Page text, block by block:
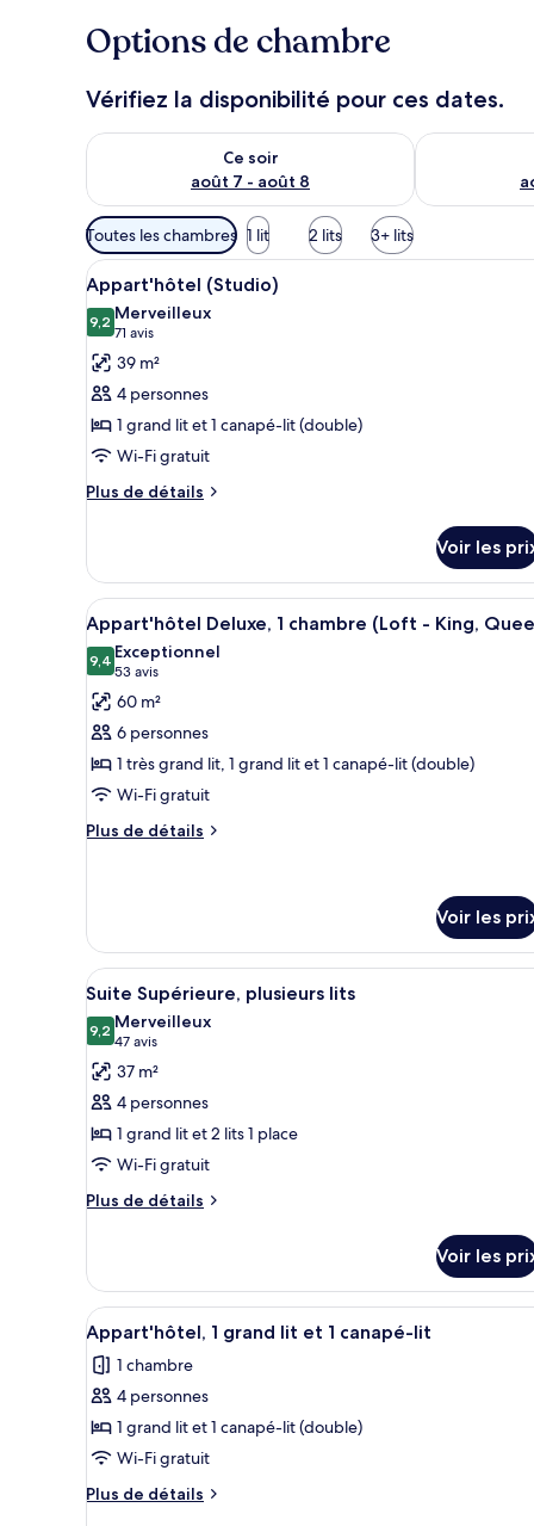
Options de chambre
Vérifiez la disponibilité pour ces dates.
Ce soir
août 7 - août 8
Vérifier la disponibilité pour ce soir août 7 - août 8
Vérifier la
Filtres
disponibles
pour
les
chambres
Toutes les chambres 1 lit 2 lits 3+ lits
Afficher
toutes
les
photos
pour
ce
type
de
chambre :
Une cuisine moderne avec
8
Appart'hôtel (Studio)
9,29,2 sur 10
Merveilleux
71 avis
(71 avis)
39 m²
4 personnes
1 grand lit et 1 canapé-lit (double)
Wi-Fi gratuit
Plus de détails
Plus
le
type
de
chambre
Appart'hôtel
(Studio)
Voir les
Afficher
toutes
les
photos
pour
ce
type
de
chambre :
chambre
(Loft
-
King,
Queen)
Un salon chaleureux avec
8
Appart'hôtel Deluxe, 1 chambre (Loft - King,
9,49,4 sur 10
Exceptionnel
53 avis
(53 avis)
60 m²
6 personnes
1 très grand lit, 1 grand lit et 1 canapé-lit (double)
Wi-Fi gratuit
Plus de détails
Plus
type
de
chambre
Appart'hôtel
Deluxe,
1
chambre
(Loft
-
King,
Voir les
Afficher
toutes
les
photos
pour
ce
type
de
chambre :
plusieurs
lits
Une chambre d’hôtel
8
Suite Supérieure, plusieurs lits
9,29,2 sur 10
Merveilleux
47 avis
(47 avis)
37 m²
4 personnes
1 grand lit et 2 lits 1 place
Wi-Fi gratuit
Plus de détails
Plus
le
type
de
chambre
Suite
Supérieure,
lits
Voir les
Afficher
toutes
les
photos
pour
ce
type
de
Un salon moderne
8
Appart'hôtel, 1 grand lit et 1 canapé-lit
1 chambre
4 personnes
1 grand lit et 1 canapé-lit (double)
Wi-Fi gratuit
Plus de détails
Plus